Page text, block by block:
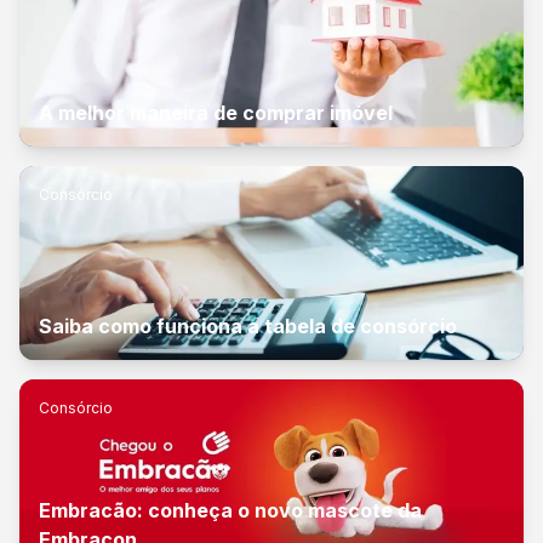
A melhor maneira de comprar imóvel
Consórcio
Saiba como funciona a tabela de consórcio
Consórcio
Embracão: conheça o novo mascote da